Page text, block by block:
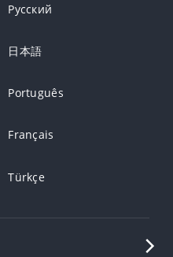
Русский
日本語
Português
Français
Türkçe